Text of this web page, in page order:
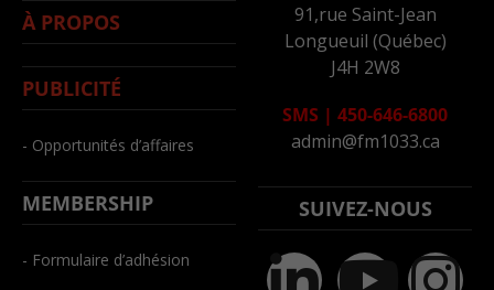
À PROPOS
PUBLICITÉ
- Opportunités d’affaires
MEMBERSHIP
- Formulaire d’adhésion
91,rue Saint-Jean
Longueuil (Québec)
J4H 2W8
SMS | 450-646-6800
admin@fm1033.ca
SUIVEZ-NOUS